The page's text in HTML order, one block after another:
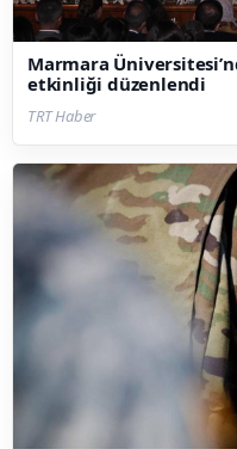
Marmara
etkinliği düzenlendi
TRT Haber